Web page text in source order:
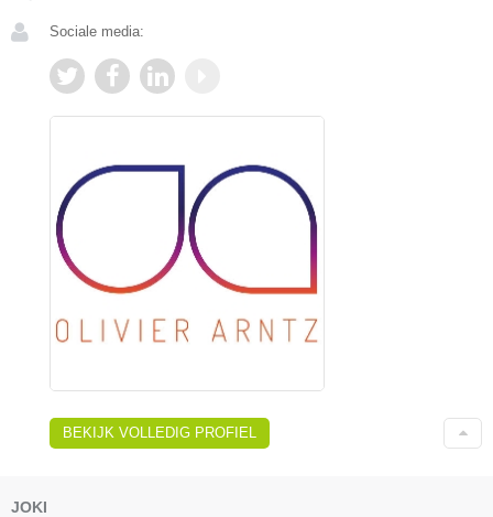
Sociale media:
BEKIJK VOLLEDIG PROFIEL
JOKI